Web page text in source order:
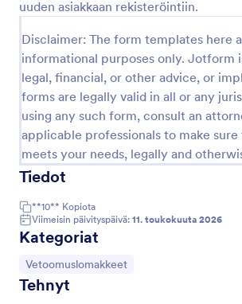
uuden asiakkaan rekisteröintiin.
Disclaimer: The form templates here
informational purposes only. Jotform
legal, financial, or other advice, or
forms are legally valid in all or any
using any such form, consult an
applicable professionals to make
meets your needs, legally and
Tiedot
**10** Kopiota
Viimeisin päivityspäivä: 11. toukokuuta 2026
Kategoriat
Siirry kategoriaan:
Vetoomuslomakkeet
Tehnyt
Esikatselu